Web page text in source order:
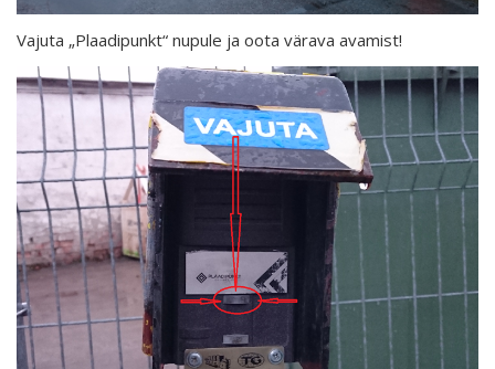
Vajuta „Plaadipunkt“ nupule ja oota värava avamist!